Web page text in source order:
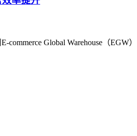
Global Warehouse（